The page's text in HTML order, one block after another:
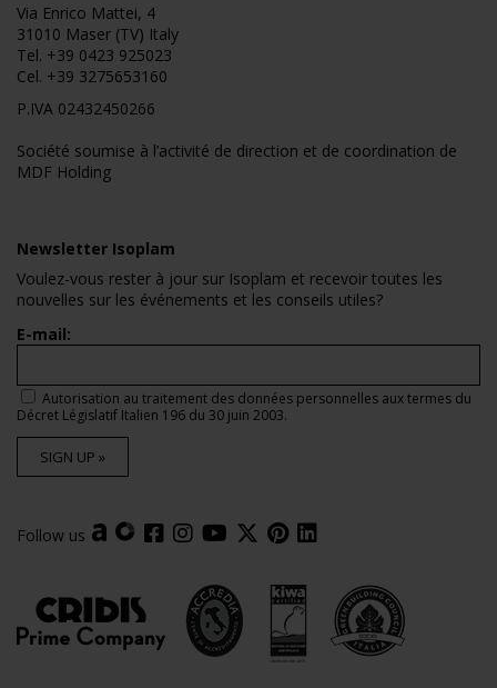
Via Enrico Mattei, 4
31010 Maser (TV) Italy
Tel. +39 0423 925023
Cel. +39 3275653160
P.IVA 02432450266
Société soumise à l’activité de direction et de coordination de
MDF Holding
Newsletter Isoplam
Voulez-vous rester à jour sur Isoplam et recevoir toutes les
nouvelles sur les événements et les conseils utiles?
E-mail:
Autorisation au traitement des données personnelles aux termes du
Décret Législatif Italien 196 du 30 juin 2003.
SIGN UP »
Follow us